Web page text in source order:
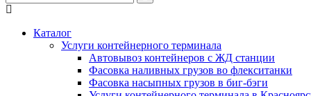
Каталог
Услуги контейнерного терминала
Автовывоз контейнеров с ЖД станции
Фасовка наливных грузов во флекситанки
Фасовка насыпных грузов в биг-бэги